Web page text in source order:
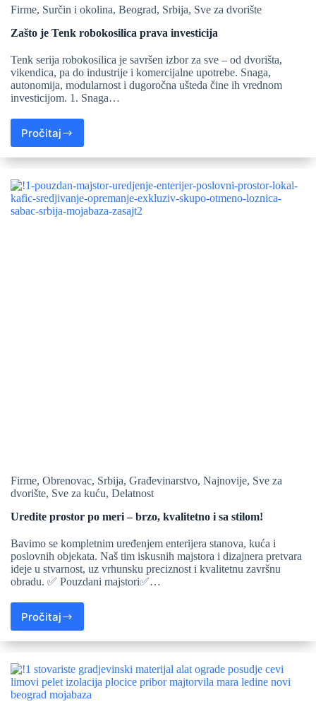
Firme, Surčin i okolina, Beograd, Srbija, Sve za dvorište
Zašto je Tenk robokosilica prava investicija
Tenk serija robokosilica je savršen izbor za sve – od dvorišta,
vikendica, pa do industrije i komercijalne upotrebe. Snaga,
autonomija, modularnost i dugoročna ušteda čine ih vrednom
investicijom. 1. Snaga…
Pročitaj
Firme, Obrenovac, Srbija, Građevinarstvo, Najnovije, Sve za
dvorište, Sve za kuću, Delatnost
Uredite prostor po meri – brzo, kvalitetno i sa stilom!
Bavimo se kompletnim uređenjem enterijera stanova, kuća i
poslovnih objekata. Naš tim iskusnih majstora i dizajnera pretvara
ideje u stvarnost, uz vrhunsku preciznost i kvalitetnu završnu
obradu. ✅ Pouzdani majstori✅…
Pročitaj